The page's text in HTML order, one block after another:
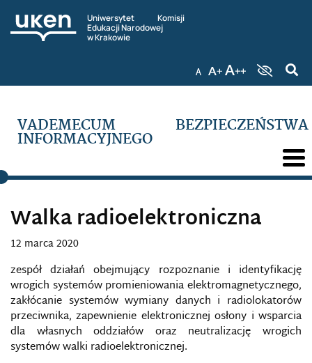
Uniwersytet Komisji
Edukacji Narodowej
w Krakowie
VADEMECUM BEZPIECZEŃSTWA
INFORMACYJNEGO
Walka radioelektroniczna
12 marca 2020
zespół działań obejmujący rozpoznanie i identyfikację
wrogich systemów promieniowania elektromagnetycznego,
zakłócanie systemów wymiany danych i radiolokatorów
przeciwnika, zapewnienie elektronicznej osłony i wsparcia
dla własnych oddziałów oraz neutralizację wrogich
systemów walki radioelektronicznej.
ROZPOZNANIE SATELITARNE
RUSSKIJ MIR JAKO TECHNOLOGIA PENETRACJI
PAŃSTWA
RYNEK MEDIALNY
RYZYKO INFORMACYJNE
SEKSTING
SIECI SPOŁECZNOŚCIOWE JAKO NOWE NARZĘDZIA
PROWADZENIA WOJEN INFORMACYJNYCH WE
WSPÓŁCZESNYM ŚWIECIE